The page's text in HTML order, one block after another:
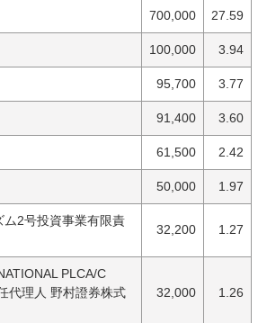
700,000 27.59
100,000 3.94
95,700 3.77
91,400 3.60
61,500 2.42
50,000 1.97
ム2号投資事業有限責
32,200 1.27
PLCA/C
代理人 野村證券株式
32,000 1.26